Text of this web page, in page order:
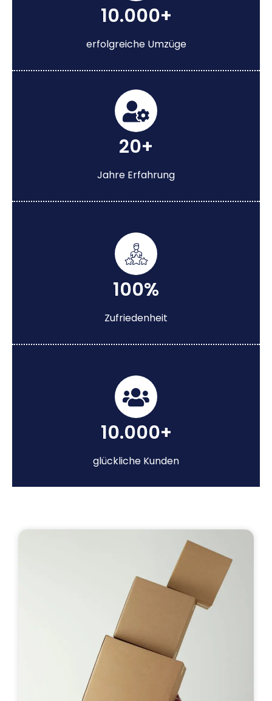
10.000+
erfolgreiche Umzüge
20+
Jahre Erfahrung
100%
Zufriedenheit
10.000+
glückliche Kunden